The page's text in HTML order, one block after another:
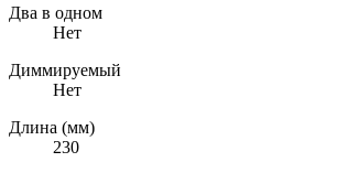
Два в одном
Нет
Диммируемый
Нет
Длина (мм)
230